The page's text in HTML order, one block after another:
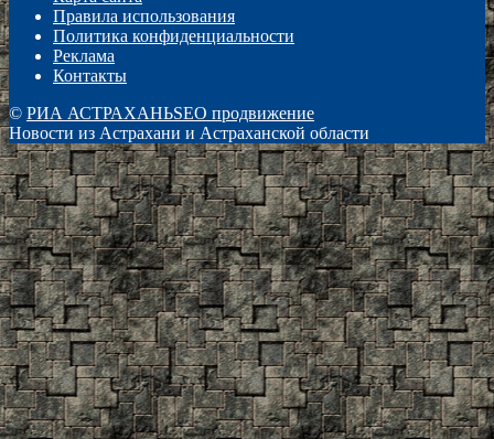
Правила использования
Политика конфиденциальности
Реклама
Контакты
© РИА АСТРАХАНЬSEO продвижение
Новости из Астрахани и Астраханской области